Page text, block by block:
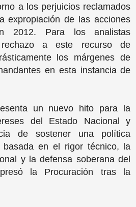
a los perjuicios reclamados
expropiación de las acciones
2012. Para los analistas
rechazo a este recurso de
los márgenes de
en esta instancia de
un nuevo hito para la
del Estado Nacional y
de sostener una política
basada en el rigor técnico, la
y la defensa soberana del
la Procuración tras la